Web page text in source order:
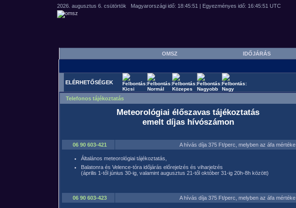
OMSZ IDŐJÁRÁS
ELÉRHETŐSÉGEK
Telefonos tájékoztatás
Meteorológiai élőszavas tájékoztatás
emelt díjas hívószámon
06 90 603-421 A hívás díja 375 Ft/perc, melyben az áfa
Általános meteorológiai tájékoztatás,
Balatonra és Velence-tóra időjárás előrejelzés és viharjelzés
(április 1-től június 30-ig, valamint augusztus 21-től október 31-ig 20h-8h között)
06 90 603-423 A hívás díja 375 Ft/perc, melyben az áfa